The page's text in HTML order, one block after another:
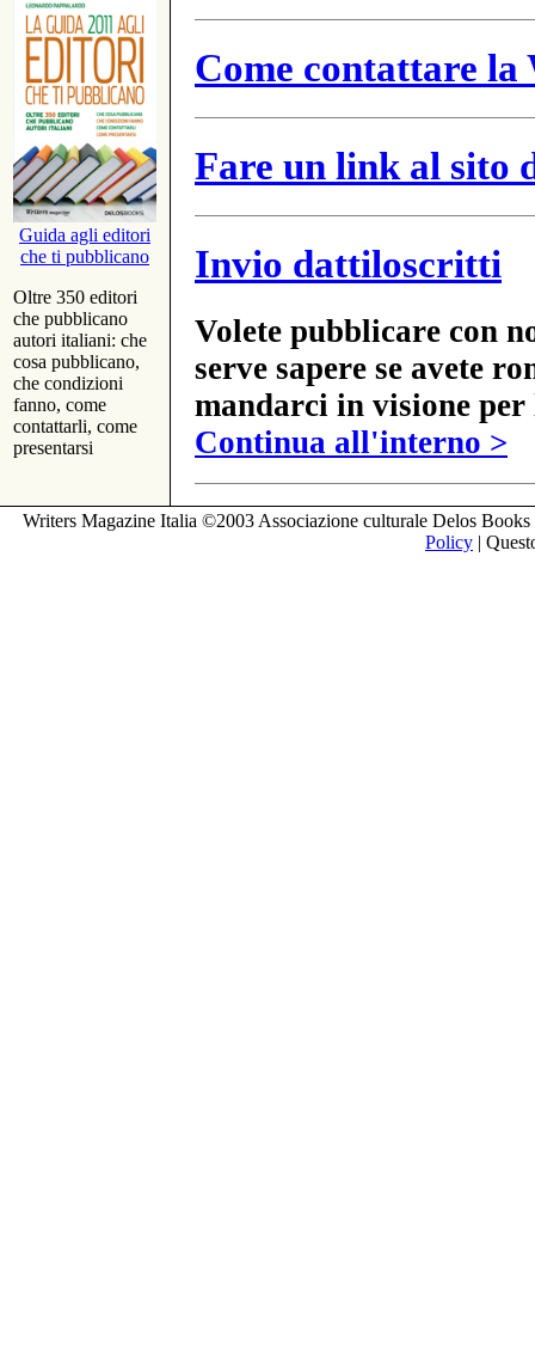
Guida agli editori
che ti pubblicano
Oltre 350 editori
che pubblicano
autori italiani: che
cosa pubblicano,
che condizioni
fanno, come
contattarli, come
presentarsi
Come contattare
Fare un link al sito
Invio dattiloscritti
Volete pubblicare con
serve sapere se avete
mandarci in visione
Continua all'interno >
Writers Magazine Italia ©2003 Associazione culturale Delos
Policy |